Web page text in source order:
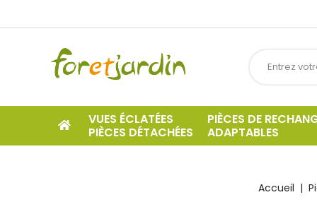
VUES ÉCLATÉES
PIÈCES DÉTACHÉES
PIÈCES DE
ADAPTABLES
Accueil